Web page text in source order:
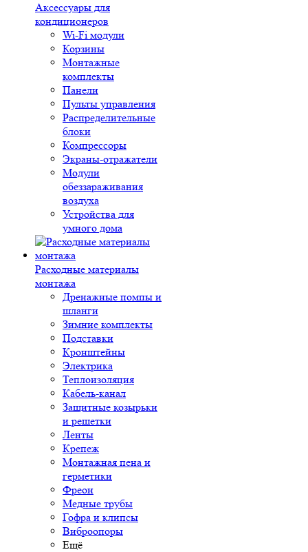
Аксессуары для
кондиционеров
Wi-Fi модули
Корзины
Монтажные
комплекты
Панели
Пульты управления
Распределительные
блоки
Компрессоры
Экраны-отражатели
Модули
обеззараживания
воздуха
Устройства для
умного дома
Расходные материалы
монтажа
Дренажные помпы и
шланги
Зимние комплекты
Подставки
Кронштейны
Электрика
Теплоизоляция
Кабель-канал
Защитные козырьки
и решетки
Ленты
Крепеж
Монтажная пена и
герметики
Фреон
Медные трубы
Гофра и клипсы
Виброопоры
Ещё